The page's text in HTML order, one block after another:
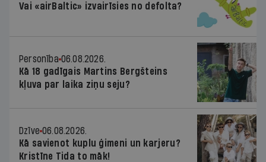
Vai «airBaltic» izvairīsies no defolta?
Personība 06.08.2026.
Kā 18 gadīgais Martins Bergšteins
kļuva par laika ziņu seju?
Dzīve 06.08.2026.
Kā savienot kuplu ģimeni un karjeru?
Kristīne Tida to māk!